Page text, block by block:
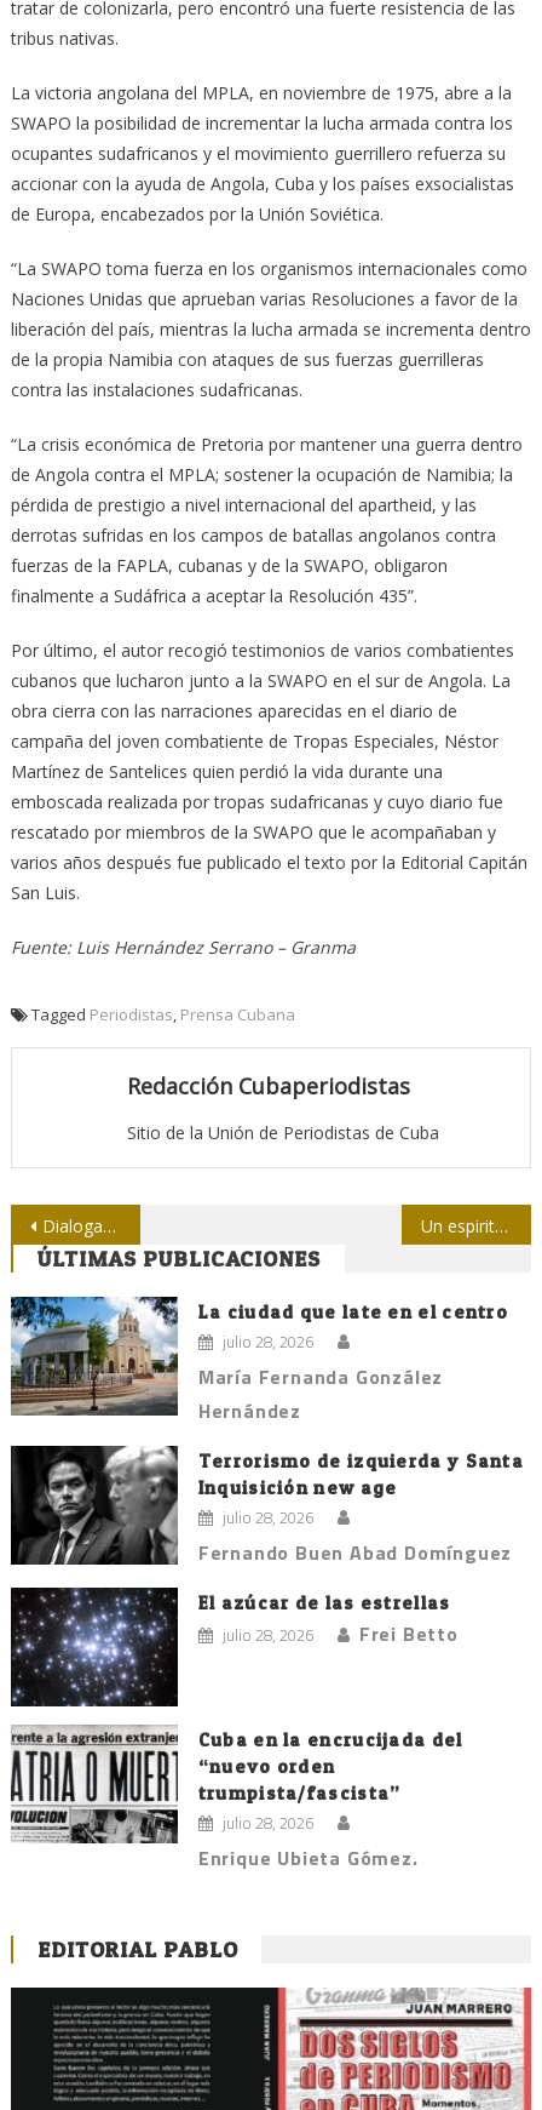
tratar de colonizarla, pero encontró una fuerte resistencia de las
tribus nativas.
La victoria angolana del MPLA, en noviembre de 1975, abre a la
SWAPO la posibilidad de incrementar la lucha armada contra los
ocupantes su­dafricanos y el movimiento guerrillero refuerza su
accionar con la ayuda de Angola, Cuba y los países exsocialistas
de Europa, encabezados por la Unión Soviética.
“La SWAPO toma fuerza en los organismos in­ternacionales como
Naciones Unidas que aprue­ban varias Resoluciones a favor de la
liberación del país, mientras la lucha armada se incrementa dentro
de la propia Namibia con ataques de sus fuerzas guerrilleras
contra las instalaciones sudafricanas.
“La crisis económica de Pretoria por mantener una guerra dentro
de Angola contra el MPLA; sos­tener la ocupación de Namibia; la
pérdida de prestigio a nivel internacional del apartheid, y las
derrotas sufridas en los campos de batallas angolanos contra
fuerzas de la FAPLA, cubanas y de la SWAPO, obligaron
finalmente a Sudáfrica a aceptar la Resolución 435”.
Por último, el autor recogió testimonios de va­rios combatientes
cubanos que lucharon junto a la SWAPO en el sur de Angola. La
obra cierra con las narraciones aparecidas en el diario de
campaña del joven combatiente de Tropas Es­pe­ciales, Néstor
Martínez de Santelices quien perdió la vida durante una
emboscada realizada por tropas su­dafricanas y cuyo diario fue
rescatado por miembros de la SWAPO que le acompañaban y
varios años después fue publicado el texto por la Edi­torial Capitán
San Luis.
Fuente: Luis Hernández Serrano – Granma
Tagged Periodistas, Prensa Cubana
Redacción Cubaperiodistas
Sitio de la Unión de Periodistas de Cuba
Navegación
de
entradas
Dialogan especialistas del CITMA con periodistas avileños Un espirituano de pura cepa
ÚLTIMAS PUBLICACIONES
La ciudad que late en el centro
julio 28, 2026
María Fernanda González
Hernández
Terrorismo de izquierda y Santa
Inquisición new age
julio 28, 2026
Fernando Buen Abad Domínguez
El azúcar de las estrellas
julio 28, 2026 Frei Betto
Cuba en la encrucijada del
“nuevo orden
trumpista/fascista”
julio 28, 2026
Enrique Ubieta Gómez.
EDITORIAL PABLO